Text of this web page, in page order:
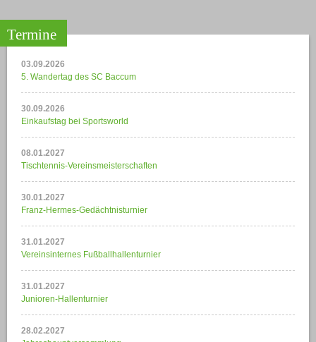
Termine
03.09.2026
5. Wandertag des SC Baccum
30.09.2026
Einkaufstag bei Sportsworld
08.01.2027
Tischtennis-Vereinsmeisterschaften
30.01.2027
Franz-Hermes-Gedächtnisturnier
31.01.2027
Vereinsinternes Fußballhallenturnier
31.01.2027
Junioren-Hallenturnier
28.02.2027